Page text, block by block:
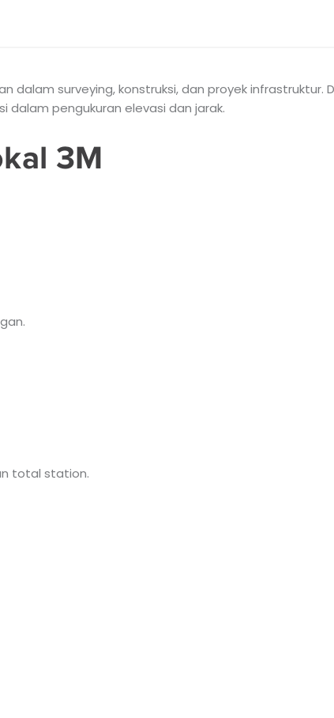
dalam surveying, konstruksi, dan proyek
dalam pengukuran elevasi dan jarak.
3M
total station.